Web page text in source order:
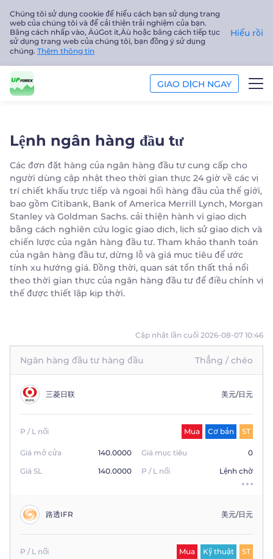
Chúng tôi sử dụng cookie để hiểu cách bạn sử dụng trang
web của chúng tôi và để cải thiện trải nghiệm của bạn.
Bằng cách nhấp vào‚ ÄúGot it‚Äù hoặc bằng cách tiếp tục
sử dụng trang web của chúng tôi, bạn đồng ý sử dụng
chúng. Thêm thông tin
Hiểu rồi
GIAO DỊCH NGAY
NỀN TẢNG
PHÂN TÍCH
GIÁO DỤC
Công ty
Tiếng Việt
Lệnh ngân hàng đầu tư
Các đơn đặt hàng của ngân hàng đầu tư cung cấp cho
người dùng cập nhật theo thời gian thực 24 giờ về các vị
trí chiết khấu trực tiếp và ngoại hối hàng đầu của thế giới,
bao gồm Citibank, Bank of America Merrill Lynch, Morgan
Stanley và Goldman Sachs. cải thiện hành vi giao dịch
bằng cách nghiên cứu logic giao dịch, lịch sử giao dịch và
chiến lược của ngân hàng đầu tư. Tham khảo thanh toán
của ngân hàng đầu tư, dừng lỗ và giá mục tiêu để ước
tính xu hướng giá. Đồng thời, quan sát tổn thất thả nổi
theo thời gian thực của ngân hàng đầu tư để điều chỉnh vị
thế được thiết lập kịp thời.
Cập nhật lần cuối 2026-08-07 10:46
Ngân hàng đầu tư hàng đầu Thẳng / chéo
三菱日联 美元/日元
P / L nổi Mua Cơ bản ST
Giá mở cửa 140.0000 Giá mục tiêu
0
Giá SL
140.0000 P / L nổi Lệnh chờ
路透IFR 美元/日元
P / L nổi Mua Kỹ thuật ST